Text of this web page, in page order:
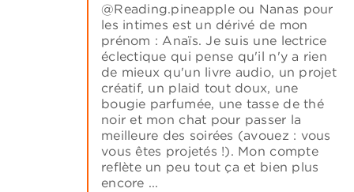
@Reading.pineapple ou Nanas pour
les intimes est un dérivé de mon
prénom : Anaïs. Je suis une lectrice
éclectique qui pense qu'il n'y a rien
de mieux qu'un livre audio, un projet
créatif, un plaid tout doux, une
bougie parfumée, une tasse de thé
noir et mon chat pour passer la
meilleure des soirées (avouez : vous
vous êtes projetés !). Mon compte
reflète un peu tout ça et bien plus
encore ...